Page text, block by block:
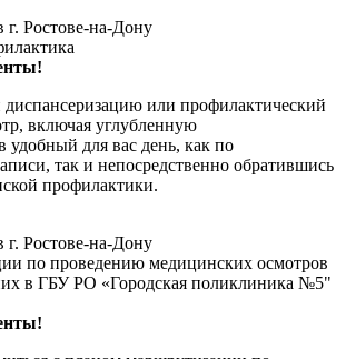
Ростове-на-Дону
или профилактический
включая углубленную
удобный для вас день, как по
так и непосредственно обратившись
профилактики.
Ростове-на-Дону
по проведению медицинских осмотров
в ГБУ РО «Городская поликлиника №5"